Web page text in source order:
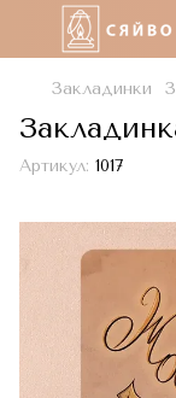
Закладинки
Артикул: 1017